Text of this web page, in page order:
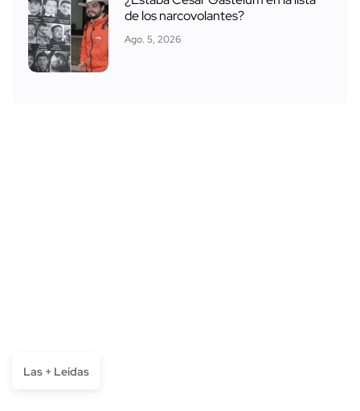
de los narcovolantes?
Ago. 5, 2026
Las + Leídas